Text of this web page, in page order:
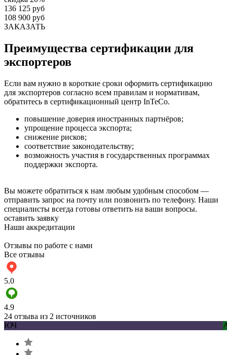
136 125 руб
108 900 руб
ЗАКАЗАТЬ
Преимущества сертификации для
экспортеров
Если вам нужно в короткие сроки оформить сертификацию
для экспортеров согласно всем правилам и нормативам,
обратитесь в сертификационный центр InTeCo.
повышение доверия иностранных партнёров;
упрощение процесса экспорта;
снижение рисков;
соответствие законодательству;
возможность участия в государственных программах
поддержки экспорта.
Вы можете обратиться к нам любым удобным способом —
отправить запрос на почту или позвонить по телефону. Наши
специалисты всегда готовы ответить на ваши вопросы.
оставить заявку
Наши аккредитации
Отзывы по работе с нами
Все отзывы
5.0
4.9
24 отзыва из 2 источников
ЮЧ